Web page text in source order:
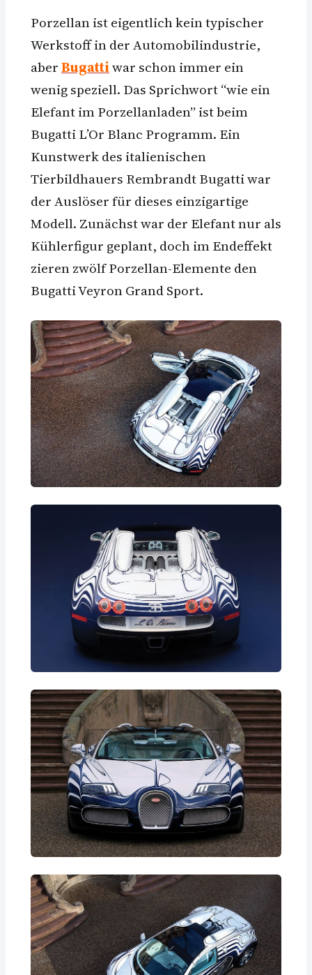
Porzellan ist eigentlich kein typischer
Werkstoff in der Automobilindustrie,
aberBugattiwar schon immer ein
wenig speziell. Das Sprichwort “wie ein
Elefant im Porzellanladen” ist beim
Bugatti L’Or Blanc Programm. Ein
Kunstwerk des italienischen
Tierbildhauers Rembrandt Bugatti war
der Auslöser für dieses einzigartige
Modell. Zunächst war der Elefant nur als
Kühlerfigur geplant, doch im Endeffekt
zieren zwölf Porzellan-Elemente den
Bugatti Veyron Grand Sport.